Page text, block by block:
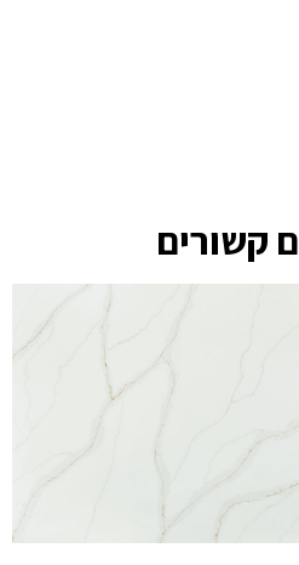
קשורים